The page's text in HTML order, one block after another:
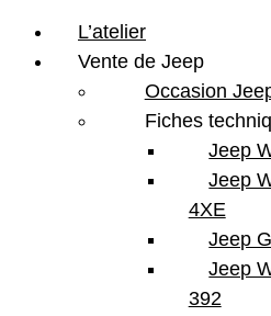
L’atelier
Vente de Jeep
Occasion
Fiches
Jeep
Jeep
4XE
Jeep
Jeep
392